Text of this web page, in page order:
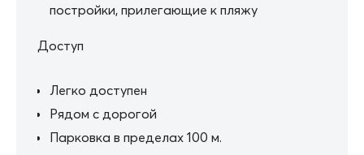
постройки, прилегающие к пляжу
Доступ
Легко доступен
Рядом с дорогой
Парковка в пределах 100 м.